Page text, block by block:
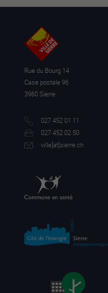
Rue du Bourg 14
Case postale 96
3960 Sierre
027 452 01 11
027 452 02 50
ville[at]sierre.ch